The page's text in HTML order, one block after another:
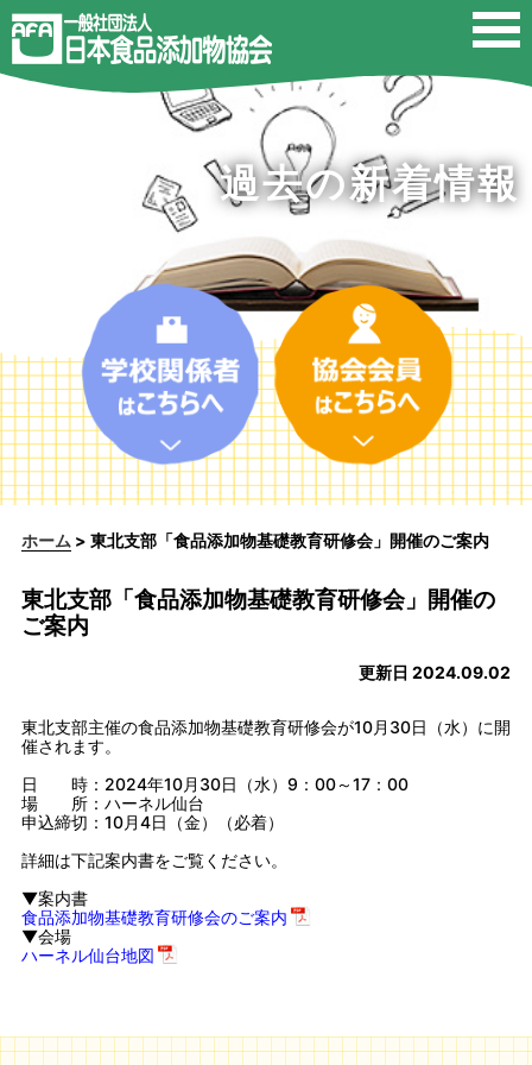
過去の新着情報
ホーム > 東北支部「食品添加物基礎教育研修会」開催のご案内
東北支部「食品添加物基礎教育研修会」開催の
ご案内
更新日 2024.09.02
東北支部主催の食品添加物基礎教育研修会が10月30日（水）に開
催されます。
日 時：2024年10月30日（水）9：00～17：00
場 所：ハーネル仙台
申込締切：10月4日（金）（必着）
詳細は下記案内書をご覧ください。
▼案内書
食品添加物基礎教育研修会のご案内
▼会場
ハーネル仙台地図